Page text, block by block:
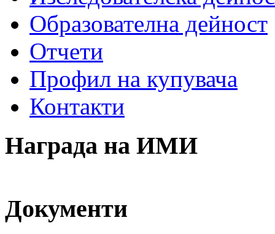
Образователна дейност
Отчети
Профил на купувача
Контакти
Награда на ИМИ
Документи